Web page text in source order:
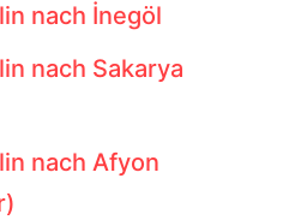
nach İnegöl
nach Sakarya
nach Afyon